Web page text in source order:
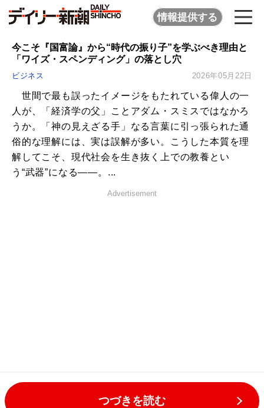
情報提供する
今こそ『国富論』から“時代の振り子”を学ぶべき理由と
「ワイズ・スペンディング」の落とし穴
ビジネス 2026年05月22日
世間で最も誤ったイメージをもたれている偉人の一
人が、「経済学の父」ことアダム・スミスではなかろ
うか。「神の見えざる手」なる言葉に引っ張られた通
俗的な理解には、実は誤解が多い。こうした本質を理
解してこそ、現代社会を生き抜く上での教養とい
う“武器”になる――。...
Advertisement
つづきを読む